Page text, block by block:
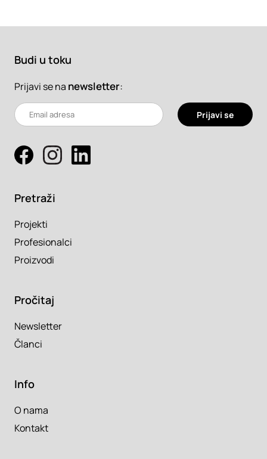
Budi u toku
Prijavi se na newsletter:
Prijavi se
Pretraži
Projekti
Profesionalci
Proizvodi
Pročitaj
Newsletter
Članci
Info
O nama
Kontakt